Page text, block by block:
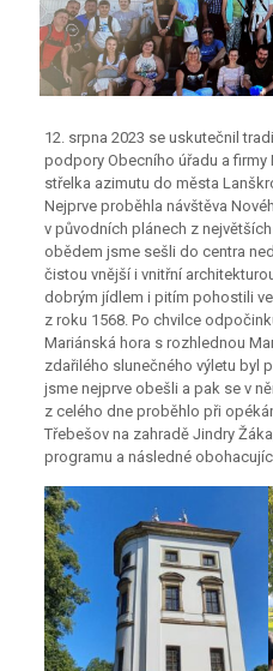
12. srpna 2023 se uskutečnil
podpory Obecního úřadu a firmy
střelka azimutu do města
Nejprve proběhla návštěva
v původních plánech z
obědem jsme sešli do centra
čistou vnější i vnitřní
dobrým jídlem i pitím pohostili
z roku 1568. Po chvilce
Mariánská hora s rozhlednou
zdařilého slunečného výletu byl
jsme nejprve obešli a pak se v
z celého dne proběhlo při
Třebešov na zahradě Jindry
programu a následné